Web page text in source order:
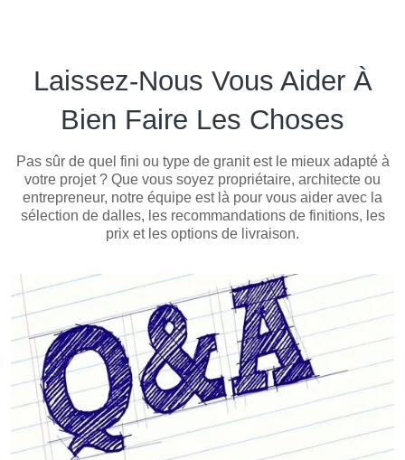
Laissez-Nous Vous Aider À
Bien Faire Les Choses
Pas sûr de quel fini ou type de granit est le mieux adapté à
votre projet ? Que vous soyez propriétaire, architecte ou
entrepreneur, notre équipe est là pour vous aider avec la
sélection de dalles, les recommandations de finitions, les
prix et les options de livraison.